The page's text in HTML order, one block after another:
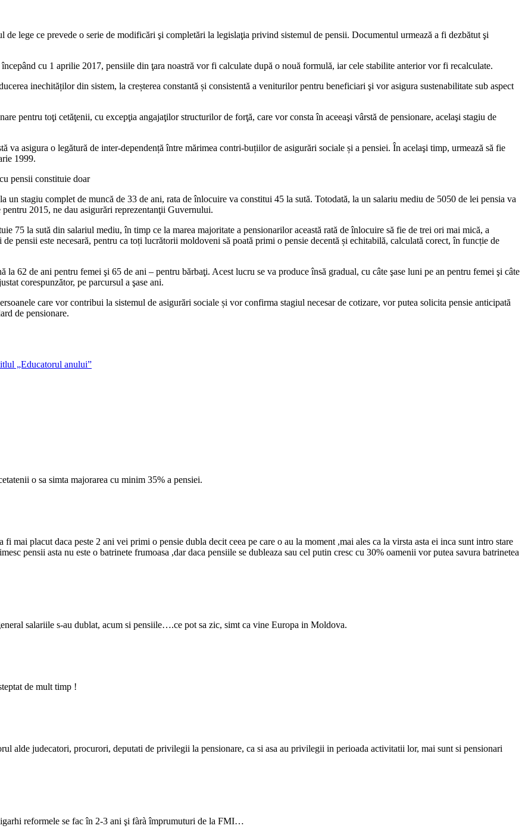
de lege ce prevede o serie de modificări şi completări la legislaţia privind siste­mul de pensii. Documentul urmează a fi dezbătut şi
cu 1 aprilie 2017, pensiile din ţara noastră vor fi calculate după o nouă formulă, iar cele stabilite anterior vor fi recalculate.
inechităților din sistem, la creșterea constantă și consistentă a veniturilor pentru beneficiari şi vor asigura sustenabilitate sub aspect
pentru toţi cetăţenii, cu excepţia angajaţilor structurilor de forţă, care vor consta în aceeaşi vârstă de pensi­onare, acelaşi stagiu de
va asigura o legătură de inter-dependență între mărimea contri-buțiilor de asigurări sociale și a pensiei. În acelaşi timp, urmează să fie
1999.
pensii constituie doar
stagiu complet de muncă de 33 de ani, rata de înlocuire va constitui 45 la sută. Toto­dată, la un salariu mediu de 5050 de lei pensia va
2015, ne dau asigurări reprezentanţii Guvernului.
75 la sută din salariul mediu, în timp ce la marea majoritate a pensionarilor această rată de înlocuire să fie de trei ori mai mică, a
pensii este necesară, pentru ca toți lucrătorii moldoveni să poată primi o pensie decentă și echi­tabilă, calculată corect, în funcție de
la 62 de ani pentru femei şi 65 de ani – pentru bărbaţi. Acest lucru se va pro­duce însă gradual, cu câte şase luni pe an pentru femei şi câte
corespunzător, pe parcursul a şase ani.
care vor contribui la sis­temul de asigurări sociale și vor con­firma stagiul necesar de cotizare, vor putea solicita pensie anticipată
de pensionare.
„Educatorul anului”
o sa simta majorarea cu minim 35% a pensiei.
mai placut daca peste 2 ani vei primi o pensie dubla decit ceea pe care o au la moment ,mai ales ca la virsta asta ei inca sunt intro stare
pensii asta nu este o batrinete frumoasa ,dar daca pensiile se dubleaza sau cel putin cresc cu 30% oamenii vor putea savura batrinetea
salariile s-au dublat, acum si pensiile….ce pot sa zic, simt ca vine Europa in Moldova.
de mult timp !
alde judecatori, procurori, deputati de privilegii la pensionare, ca si asa au privilegii in perioada activitatii lor, mai sunt si pensionari
reformele se fac în 2-3 ani şi fàrà împrumuturi de la FMI…